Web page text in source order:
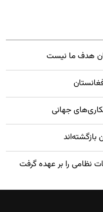
هدف ما نیست
جهانی
نظامی را بر عهده گرفت